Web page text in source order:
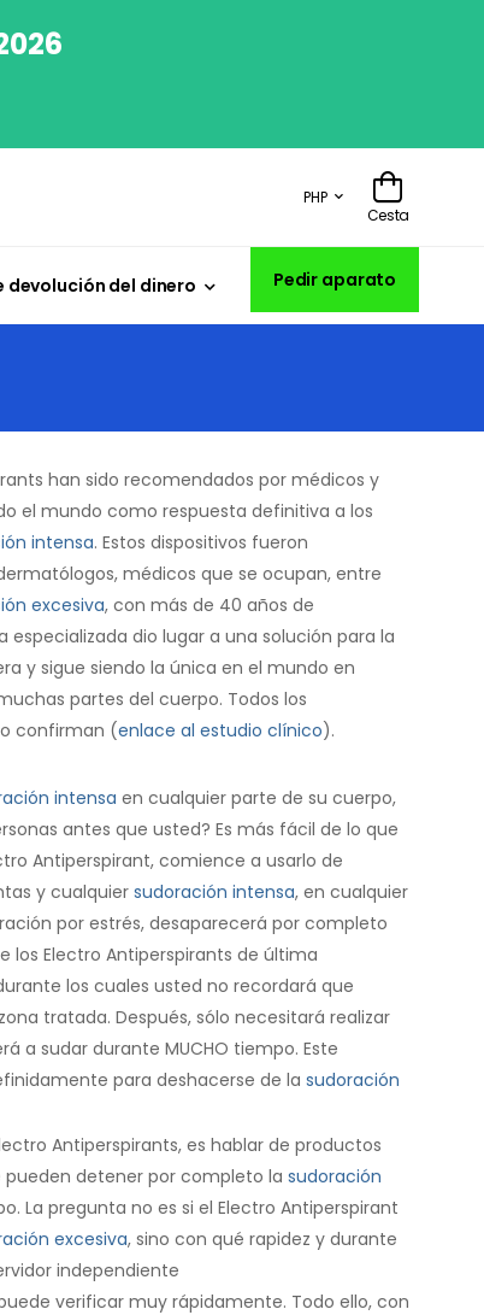
PHP
Cesta
devolución del dinero Pedir aparato
han sido recomendados por médicos y
el mundo como respuesta definitiva a los
intensa. Estos dispositivos fueron
médicos que se ocupan, entre
excesiva, con más de 40 años de
especializada dio lugar a una solución para la
y sigue siendo la única en el mundo en
partes del cuerpo. Todos los
confirman (enlace al estudio clínico).
intensa en cualquier parte de su cuerpo,
antes que usted? Es más fácil de lo que
Antiperspirant, comience a usarlo de
y cualquiersudoración intensa, en cualquier
por estrés, desaparecerá por completo
los Electro Antiperspirants de última
los cuales usted no recordará que
tratada. Después, sólo necesitará realizar
a sudar durante MUCHO tiempo. Este
para deshacerse de la sudoración
Antiperspirants, es hablar de productos
detener por completo la sudoración
La pregunta no es si el Electro Antiperspirant
excesiva, sino con qué rapidez y durante
independiente
verificar muy rápidamente. Todo ello, con